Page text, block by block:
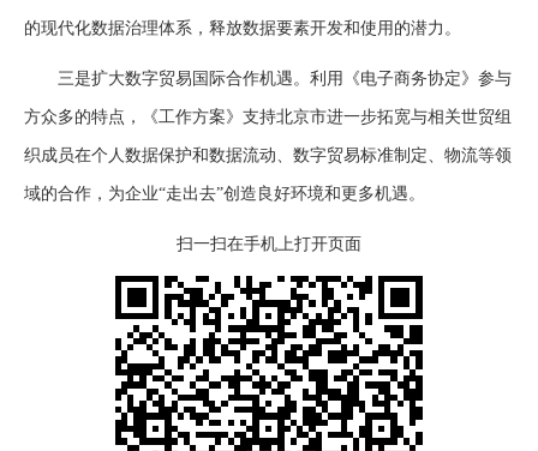
的现代化数据治理体系，释放数据要素开发和使用的潜力。
三是扩大数字贸易国际合作机遇。利用《电子商务协定》参与
方众多的特点，《工作方案》支持北京市进一步拓宽与相关世贸组
织成员在个人数据保护和数据流动、数字贸易标准制定、物流等领
域的合作，为企业“走出去”创造良好环境和更多机遇。
扫一扫在手机上打开页面